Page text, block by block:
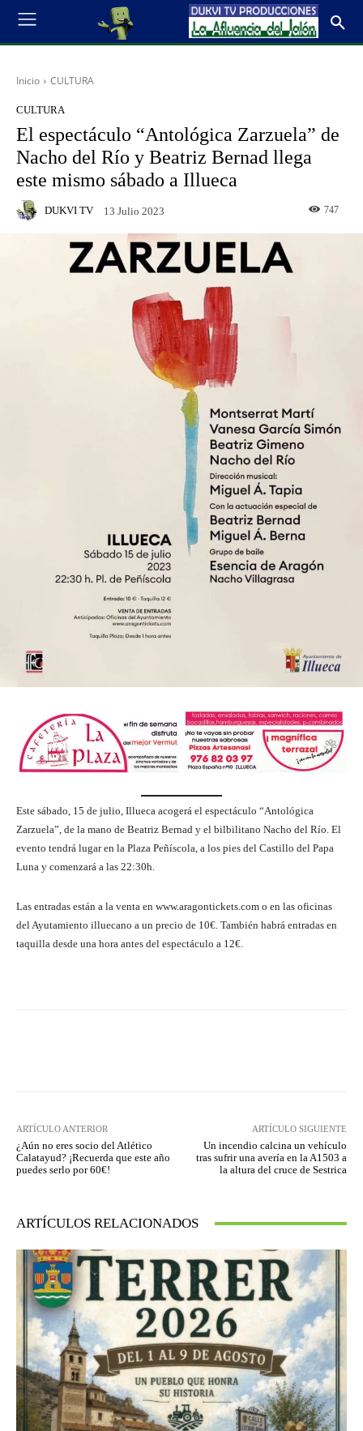
Inicio CULTURA
CULTURA
El espectáculo “Antológica Zarzuela” de
Nacho del Río y Beatriz Bernad llega
este mismo sábado a Illueca
DUKVI TV 13 Julio 2023 747
Este sábado, 15 de julio, Illueca acogerá el espectáculo “Antológica
Zarzuela”, de la mano de Beatriz Bernad y el bilbilitano Nacho del Río. El
evento tendrá lugar en la Plaza Peñíscola, a los pies del Castillo del Papa
Luna y comenzará a las 22:30h.
Las entradas están a la venta en www.aragontickets.com o en las oficinas
del Ayutamiento illuecano a un precio de 10€. También habrá entradas en
taquilla desde una hora antes del espectáculo a 12€.
ARTÍCULO ANTERIOR
¿Aún no eres socio del Atlético
Calatayud? ¡Recuerda que este año
puedes serlo por 60€!
ARTÍCULO SIGUIENTE
Un incendio calcina un vehículo
tras sufrir una avería en la A1503 a
la altura del cruce de Sestrica
ARTÍCULOS RELACIONADOS